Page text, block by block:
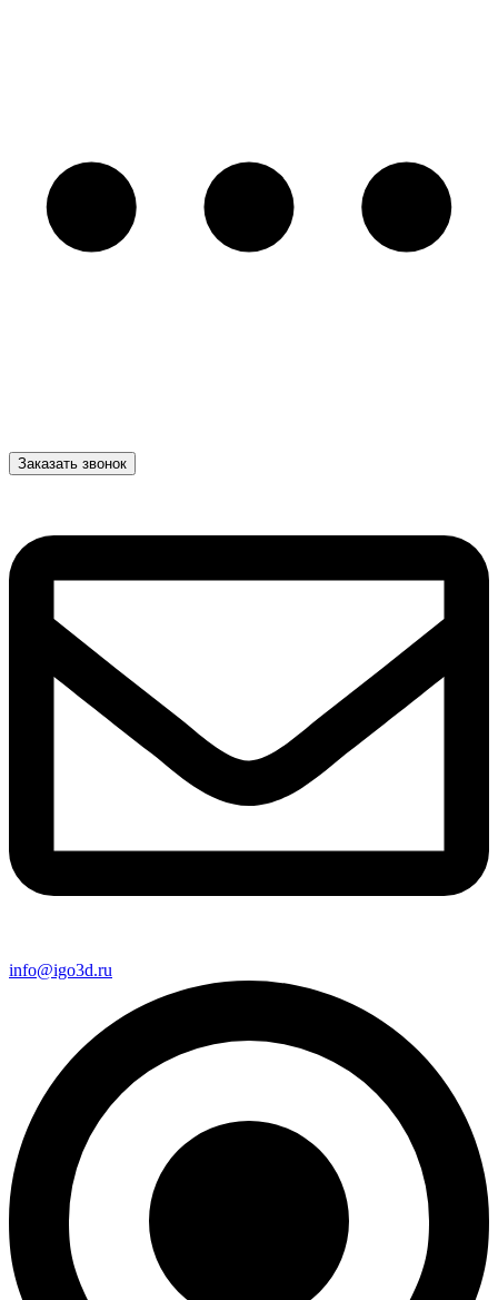
Заказать звонок
info@igo3d.ru